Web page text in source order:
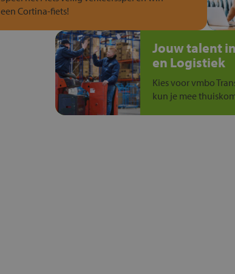
een Cortina-fiets!
Jouw talent
en Logistiek
Kies voor vmbo
kun je mee